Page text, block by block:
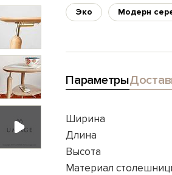
Эко Модерн
Параметры
Ширина
Длина
Высота
Материал